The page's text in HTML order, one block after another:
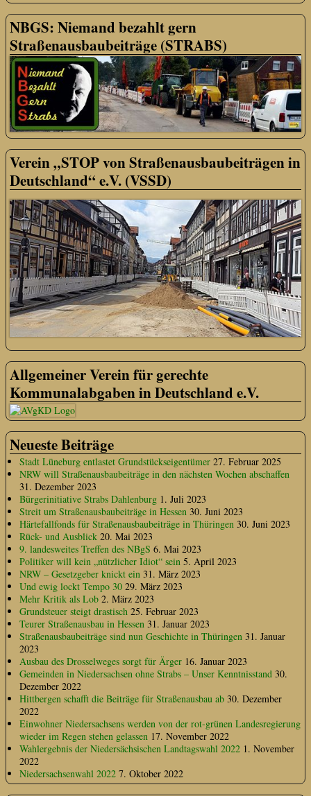
NBGS: Niemand bezahlt gern
Straßenausbaubeiträge (STRABS)
Verein „STOP von Straßenausbaubeiträgen in
Deutschland“ e.V. (VSSD)
Allgemeiner Verein für gerechte
Kommunalabgaben in Deutschland e.V.
Neueste Beiträge
Stadt Lüneburg entlastet Grundstückseigentümer 27. Februar 2025
NRW will Straßenausbaubeiträge in den nächsten Wochen abschaffen
31. Dezember 2023
Bürgerinitiative Strabs Dahlenburg 1. Juli 2023
Streit um Straßenausbaubeiträge in Hessen 30. Juni 2023
Härtefallfonds für Straßenausbaubeiträge in Thüringen 30. Juni 2023
Rück- und Ausblick 20. Mai 2023
9. landesweites Treffen des NBgS 6. Mai 2023
Politiker will kein „nützlicher Idiot“ sein 5. April 2023
NRW – Gesetzgeber knickt ein 31. März 2023
Und ewig lockt Tempo 30 29. März 2023
Mehr Kritik als Lob 2. März 2023
Grundsteuer steigt drastisch 25. Februar 2023
Teurer Straßenausbau in Hessen 31. Januar 2023
Straßenausbaubeiträge sind nun Geschichte in Thüringen 31. Januar
2023
Ausbau des Drosselweges sorgt für Ärger 16. Januar 2023
Gemeinden in Niedersachsen ohne Strabs – Unser Kenntnisstand 30.
Dezember 2022
Hittbergen schafft die Beiträge für Straßenausbau ab 30. Dezember
2022
Einwohner Niedersachsens werden von der rot-grünen Landesregierung
wieder im Regen stehen gelassen 17. November 2022
Wahlergebnis der Niedersächsischen Landtagswahl 2022 1. November
2022
Niedersachsenwahl 2022 7. Oktober 2022